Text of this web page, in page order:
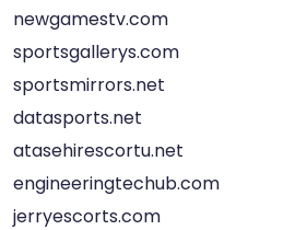
newgamestv.com
sportsgallerys.com
sportsmirrors.net
datasports.net
atasehirescortu.net
engineeringtechub.com
jerryescorts.com